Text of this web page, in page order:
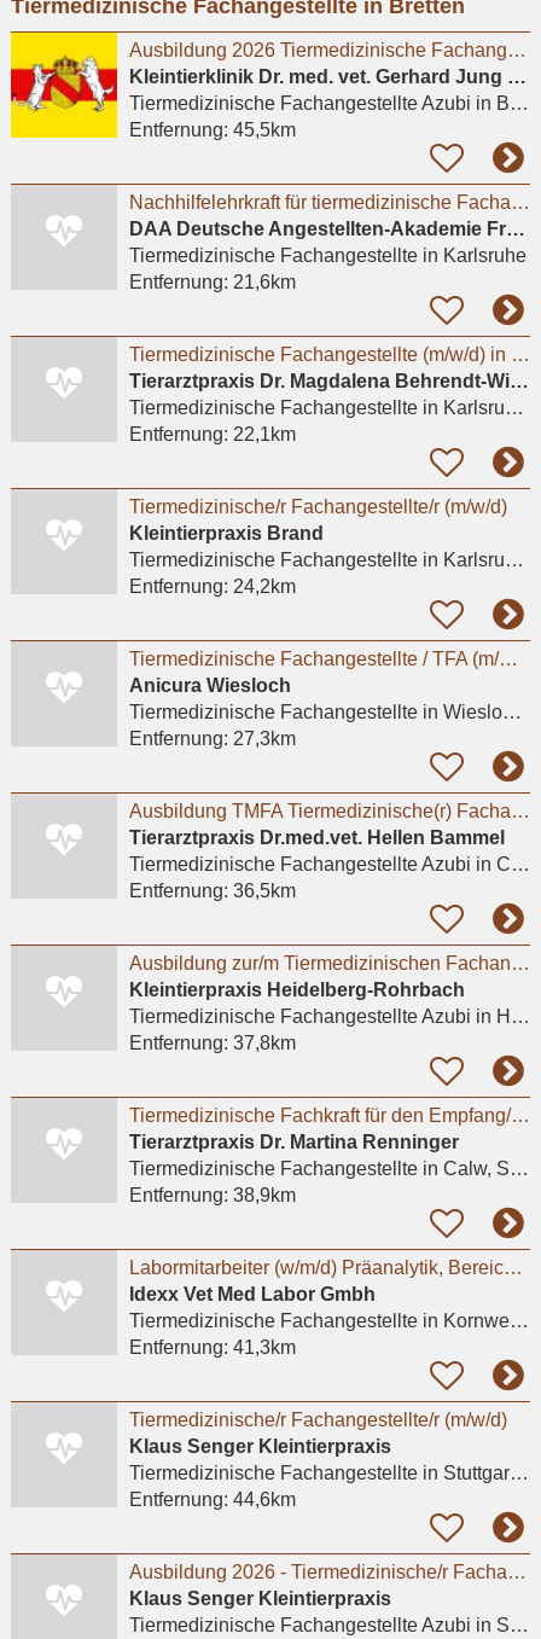
eingeben
Tiermedizinische Fachangestellte in Bretten
Ausbildung 2026 Tiermedizinische Fachangestellte (m/w/d)
Kleintierklinik Dr. med. vet. Gerhard Jung & Dr.med. vet. Ralph Parrisius
Tiermedizinische Fachangestellte Azubi in Baden-Baden
Entfernung: 45,5km
Nachhilfelehrkraft für tiermedizinische Fachangestellte (m/w/d) in Karlsruhe
DAA Deutsche Angestellten-Akademie Freiburg
Tiermedizinische Fachangestelltein Karlsruhe
Entfernung: 21,6km
Tiermedizinische Fachangestellte (m/w/d) in Teilzeit gesucht
Tierarztpraxis Dr. Magdalena Behrendt-Wippermann
Tiermedizinische Fachangestelltein Karlsruhe, Südweststadt
Entfernung: 22,1km
Tiermedizinische/r Fachangestellte/r (m/w/d)
Kleintierpraxis Brand
Tiermedizinische Fachangestelltein Karlsruhe, Mühlburg
Entfernung: 24,2km
Tiermedizinische Fachangestellte / TFA (m/w/d) – Wiesloch (Heidelberg)
Anicura Wiesloch
Tiermedizinische Fachangestelltein Wiesloch, Frauenweiler
Entfernung: 27,3km
Ausbildung TMFA Tiermedizinische(r) Fachangestellte(r) (m/w/d)
Tierarztpraxis Dr.med.vet. Hellen Bammel
Tiermedizinische Fachangestellte Azubi in Calw, Wimberg
Entfernung: 36,5km
Ausbildung zur/m Tiermedizinischen Fachangestellten (m/w/d) zum September 2026- Heidelberg
Kleintierpraxis Heidelberg-Rohrbach
Tiermedizinische Fachangestellte Azubi in Heidelberg, Rohrbach
Entfernung: 37,8km
Tiermedizinische Fachkraft für den Empfang/Büro
Tierarztpraxis Dr. Martina Renninger
Tiermedizinische Fachangestelltein Calw, Stammheim
Entfernung: 38,9km
Labormitarbeiter (w/m/d) Präanalytik, Bereich Nachforderungen
Idexx Vet Med Labor Gmbh
Tiermedizinische Fachangestelltein Kornwestheim
Entfernung: 41,3km
Tiermedizinische/r Fachangestellte/r (m/w/d)
Klaus Senger Kleintierpraxis
Tiermedizinische Fachangestelltein Stuttgart, Nord
Entfernung: 44,6km
Ausbildung 2026 - Tiermedizinische/r Fachangestellte/r (m/w/d)
Klaus Senger Kleintierpraxis
Tiermedizinische Fachangestellte Azubi in Stuttgart, Nord